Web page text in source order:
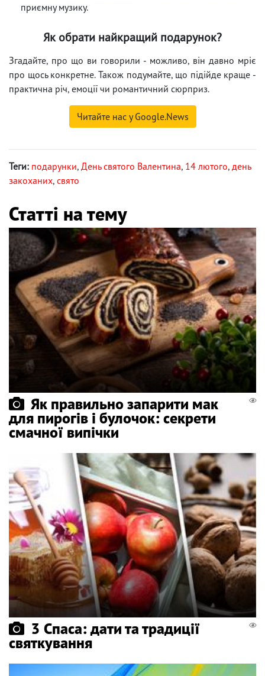
приємну музику.
Як обрати найкращий подарунок?
Згадайте, про що ви говорили - можливо, він давно мріє
про щось конкретне. Також подумайте, що підійде краще -
практична річ, емоції чи романтичний сюрприз.
Читайте нас у Google.News
Теги: подарунки, День святого Валентина, 14 лютого, день
закоханих, свято
Статті на тему
Як правильно запарити мак
для пирогів і булочок: секрети
смачної випічки
3 Спаса: дати та традиції
святкування